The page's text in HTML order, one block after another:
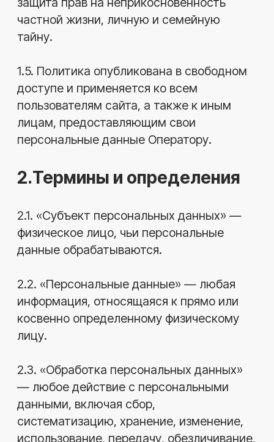
лицу.
2.3. «Обработка персональных данных»
— любое действие с персональными
систематизацию, хранение, изменение,
использование, передачу, обезличивание,
блокирование и уничтожение.
2.4. «Конфиденциальность персональных
данных» — обязательное требование не
раскрывать персональные данные без
2.5. «Согласие субъекта» —
информированное и осознанное согласие
на обработку его персональных данных.
3.Цели и принципы
данных
3.1. Оператор осуществляет обработку
персональных данных в следующих
целях:
законодательства Российской
Федерации;
для заключения и исполнения
договоров с пользователями,
клиентами и контрагентами;
для осуществления обратной связи,
включая обработку обращений;